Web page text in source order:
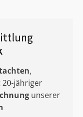
,
jähriger
unserer